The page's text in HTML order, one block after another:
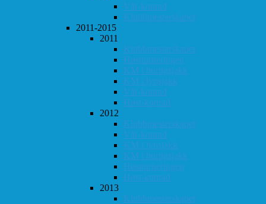
Vår-konrad
Klubbmesterskapet
2011-2015
2011
Klubbmesterskapet
Høstturneringen
KM i hurtigsjakk
KM i lynsjakk
Vår-konrad
Høst-konrad
2012
Klubbmesterskapet
Vår-konrad
KM i lynsjakk
KM i hurtigsjakk
Høstturneringen
Høst-konrad
2013
Klubbmesterskapet